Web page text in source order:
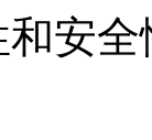
安全